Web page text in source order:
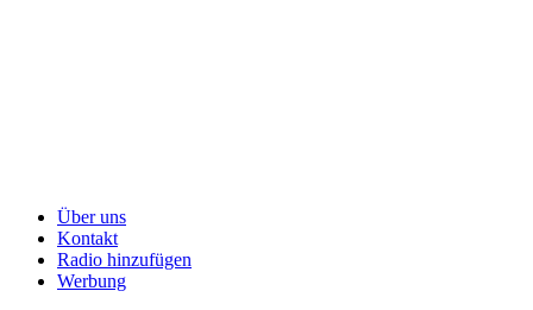
Über uns
Kontakt
Radio hinzufügen
Werbung